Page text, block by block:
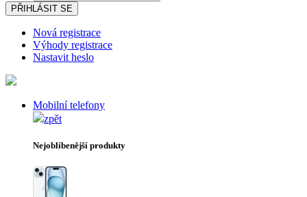
PŘIHLÁSIT SE
Nová registrace
Výhody registrace
Nastavit heslo
Mobilní telefony
zpět
Nejoblíbenější produkty